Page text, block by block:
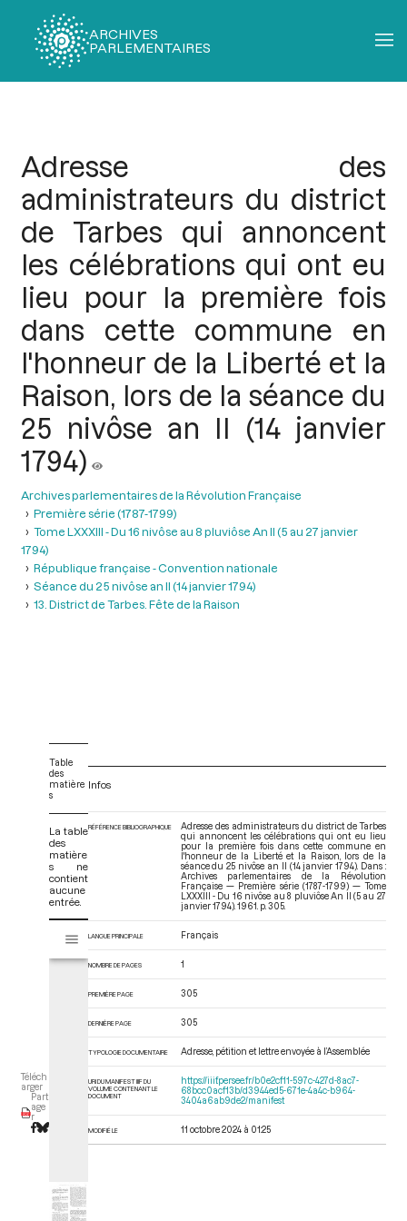
ARCHIVES
PARLEMENTAIRES
Adresse des
administrateurs du district
de Tarbes qui annoncent
les célébrations qui ont eu
lieu pour la première fois
dans cette commune en
l'honneur de la Liberté et la
Raison, lors de la séance du
25 nivôse an II (14 janvier
1794)
Archives parlementaires de la Révolution Française
Première série (1787-1799)
Tome LXXXIII - Du 16 nivôse au 8 pluviôse An II (5 au 27 janvier
1794)
République française - Convention nationale
Séance du 25 nivôse an II (14 janvier 1794)
13. District de Tarbes. Fête de la Raison
Téléch
arger
Part
age
r
Table
des
matière
s
La table
des
matière
s ne
contient
aucune
entrée.
s
d
o
Tome LXXXIII - Du 16 nivôse au 8 pluviôse An II (5 au 27 janvier 1794)
Infos
RÉFÉRENCE BIBLIOGRAPHIQUE
Adresse des administrateurs du district de Tarbes
qui annoncent les célébrations qui ont eu lieu
pour la première fois dans cette commune en
l'honneur de la Liberté et la Raison, lors de la
séance du 25 nivôse an II (14 janvier 1794). Dans :
Archives parlementaires de la Révolution
Française — Première série (1787-1799) — Tome
LXXXIII - Du 16 nivôse au 8 pluviôse An II (5 au 27
janvier 1794). 1961. p. 305.
LANGUE PRINCIPALE Français
NOMBRE DE PAGES 1
PREMIÈRE PAGE 305
DERNIÈRE PAGE 305
TYPOLOGIE DOCUMENTAIRE Adresse, pétition et lettre envoyée à l’Assemblée
URI DU MANIFEST IIIF DU
VOLUME CONTENANT LE
DOCUMENT
https://iiif.persee.fr/b0e2cf11-597c-427d-8ac7-
68bcc0acf13b/d3944ed5-671e-4a4c-b964-
3404a6ab9de2/manifest
MODIFIÉ LE 11 octobre 2024 à 01:25